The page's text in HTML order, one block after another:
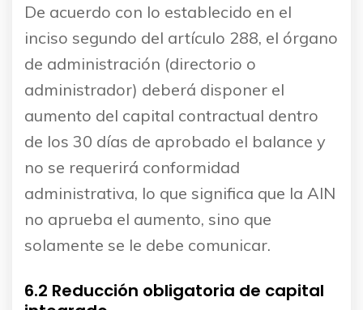
De acuerdo con lo establecido en el
inciso segundo del artículo 288, el órgano
de administración (directorio o
administrador) deberá disponer el
aumento del capital contractual dentro
de los 30 días de aprobado el balance y
no se requerirá conformidad
administrativa, lo que significa que la AIN
no aprueba el aumento, sino que
solamente se le debe comunicar.
6.2 Reducción obligatoria de capital